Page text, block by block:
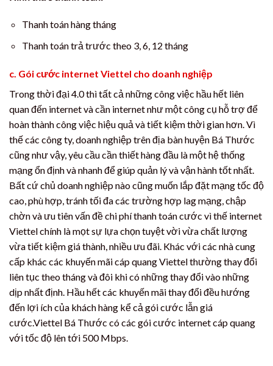
Thanh toán hàng tháng
Thanh toán trả trước theo 3, 6, 12 tháng
c. Gói cước internet Viettel cho doanh nghiệp
Trong thời đại 4.0 thì tất cả những công việc hầu hết liên
quan đến internet và cần internet như một công cụ hỗ trợ để
hoàn thành công việc hiệu quả và tiết kiệm thời gian hơn. Vì
thế các công ty, doanh nghiệp trên địa bàn huyện Bá Thước
cũng như vậy, yêu cầu cần thiết hàng đầu là một hệ thống
mạng ổn định và nhanh để giúp quản lý và vận hành tốt nhất.
Bất cứ chủ doanh nghiệp nào cũng muốn lắp đặt mạng tốc độ
cao, phù hợp, tránh tối đa các trường hợp lag mạng, chập
chờn và ưu tiên vấn đề chi phí thanh toán cước vì thế internet
Viettel chính là mọt sự lựa chọn tuyệt vời vừa chất lượng
vừa tiết kiệm giá thành, nhiều ưu đãi. Khác với các nhà cung
cấp khác các khuyến mãi cáp quang Viettel thường thay đổi
liên tục theo tháng và đôi khi có những thay đổi vào những
dịp nhất định. Hầu hết các khuyến mãi thay đổi đều hướng
đến lợi ích của khách hàng kể cả gói cước lẫn giá
cước.Viettel Bá Thước có các gói cước internet cáp quang
với tốc độ lên tới 500 Mbps.